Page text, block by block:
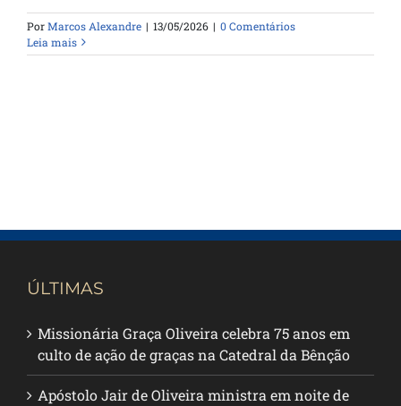
PorMarcos Alexandre | 13/05/2026 | 0 Comentários
Leia mais
ÚLTIMAS
Missionária Graça Oliveira celebra 75 anos em
culto de ação de graças na Catedral da Bênção
Apóstolo Jair de Oliveira ministra em noite de